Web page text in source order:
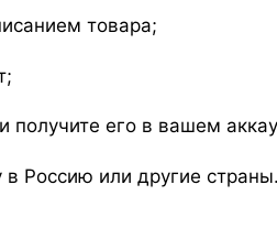
товара;
получите его в вашем
Россию или другие страны.